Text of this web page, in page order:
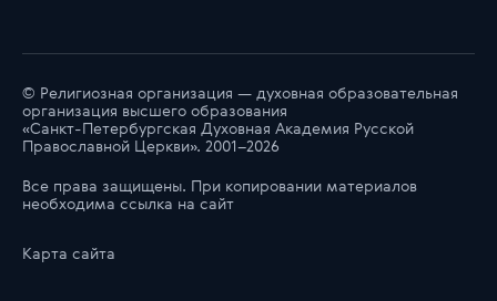
© Религиозная организация — духовная образовательная
организация высшего образования
«Санкт-Петербургская Духовная Академия Русской
Православной Церкви». 2001–2026
Все права защищены. При копировании материалов
необходима ссылка на сайт
Карта сайта